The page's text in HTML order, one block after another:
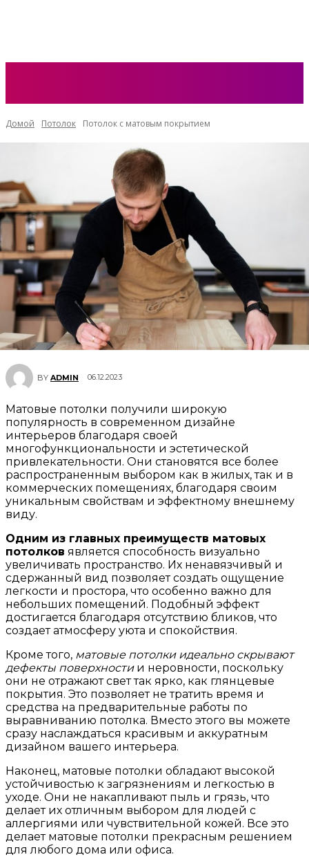
Домой Потолок Потолок с матовым покрытием
BY ADMIN 06.12.2023
Матовые потолки получили широкую
популярность в современном дизайне
интерьеров благодаря своей
многофункциональности и эстетической
привлекательности. Они становятся все более
распространенным выбором как в жилых, так и в
коммерческих помещениях, благодаря своим
уникальным свойствам и эффектному внешнему
виду.
Одним из главных преимуществ матовых
потолков является способность визуально
увеличивать пространство. Их ненавязчивый и
сдержанный вид позволяет создать ощущение
легкости и простора, что особенно важно для
небольших помещений. Подобный эффект
достигается благодаря отсутствию бликов, что
создает атмосферу уюта и спокойствия.
Кроме того, матовые потолки идеально скрывают
дефекты поверхностии неровности, поскольку
они не отражают свет так ярко, как глянцевые
покрытия. Это позволяет не тратить время и
средства на предварительные работы по
выравниванию потолка. Вместо этого вы можете
сразу наслаждаться красивым и аккуратным
дизайном вашего интерьера.
Наконец, матовые потолки обладают высокой
устойчивостью к загрязнениям и легкостью в
уходе. Они не накапливают пыль и грязь, что
делает их отличным выбором для людей с
аллергиями или чувствительной кожей. Все это
делает матовые потолки прекрасным решением
для любого дома или офиса.